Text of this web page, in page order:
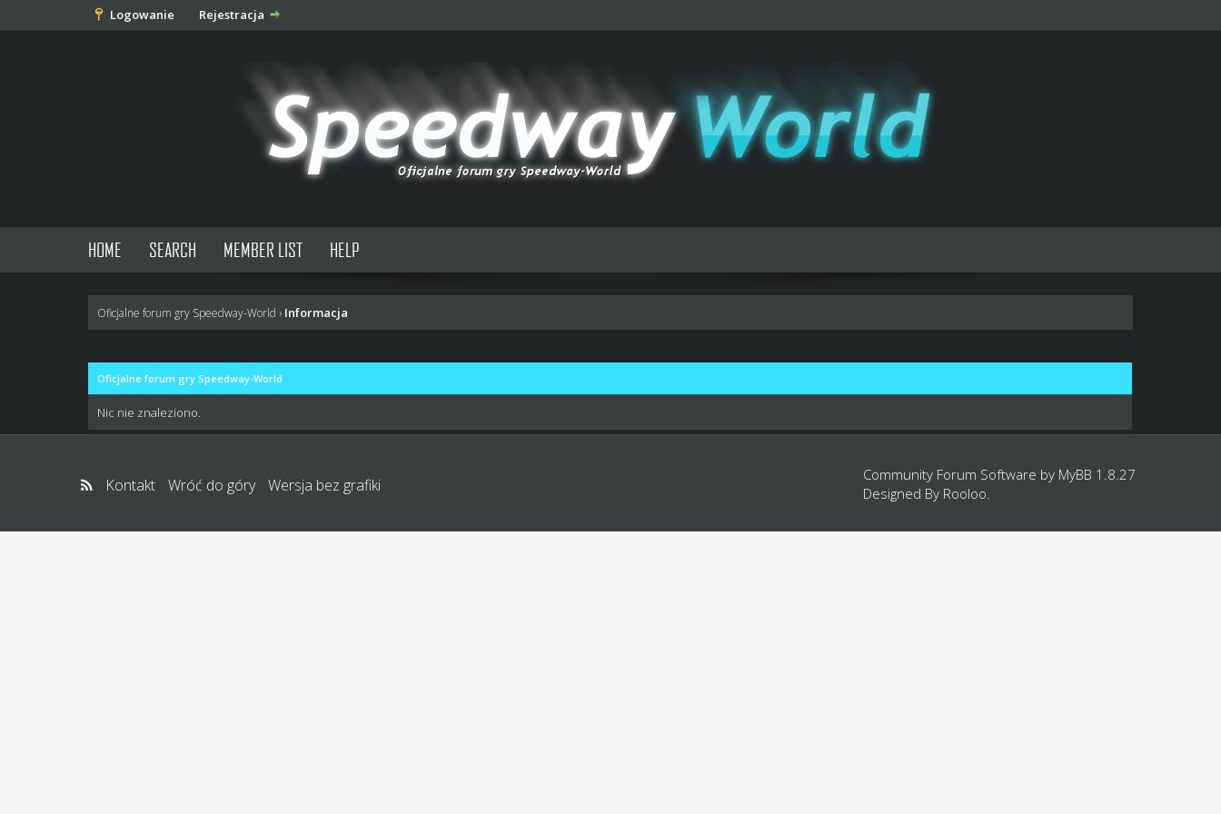
Logowanie Rejestracja
HOME SEARCH MEMBER LIST HELP
Oficjalne forum gry Speedway-World › Informacja
Oficjalne forum gry Speedway-World
Nic nie znaleziono.
Kontakt Wróć do góry Wersja bez grafiki
Community Forum Software by MyBB 1.8.27
Designed By Rooloo.